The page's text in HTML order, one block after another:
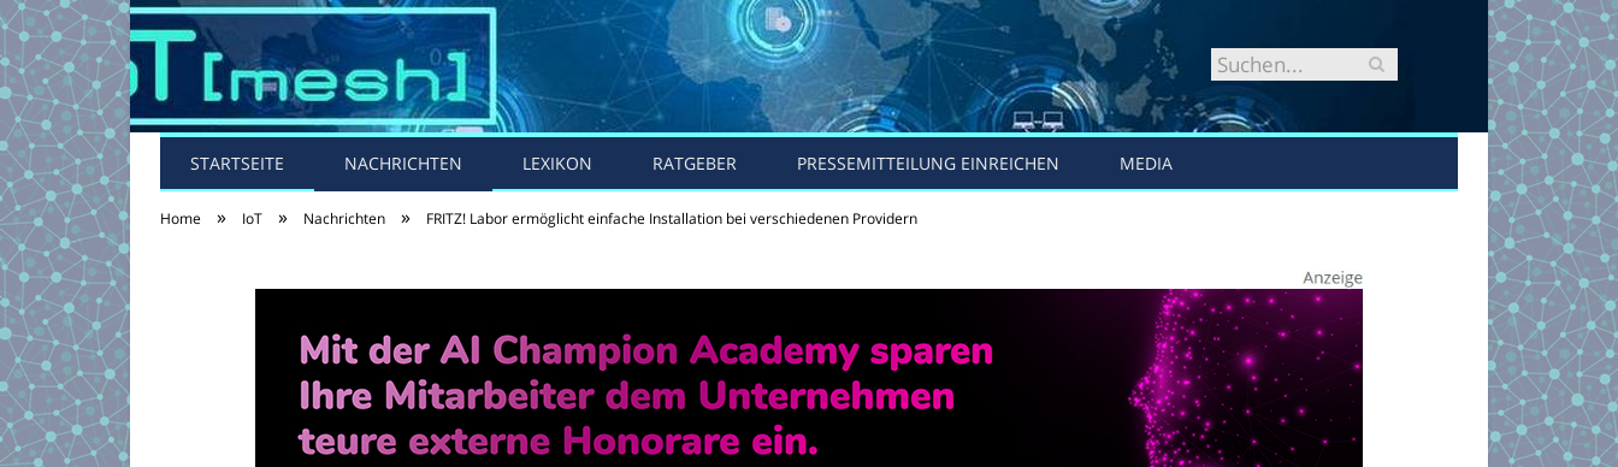
STARTSEITE NACHRICHTEN LEXIKON RATGEBER PRESSEMITTEILUNG EINREICHEN MEDIA
Home » IoT » Nachrichten » FRITZ! Labor ermöglicht einfache Installation bei verschiedenen Providern